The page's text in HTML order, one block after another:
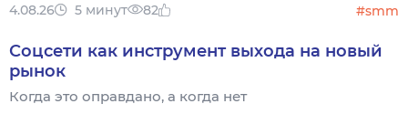
4.08.26 5 минут 82 #smm
Соцсети как инструмент выхода на новый
рынок
Когда это оправдано, а когда нет